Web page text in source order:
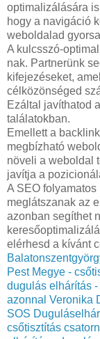
optimalizálására
hogy a navigáció
weboldalad
A kulcsszó-
nak. Partnerünk
kifejezéseket,
célközönséged
Ezáltal javíthatod
találatokban.
Emellett a
megbízható
növeli a weboldal
javítja a
A SEO
meglátszanak az
azonban segíthet
elérhesd a kívánt
Pest Megye -
dugulás elhárítás
azonnal Veronika
SOS
csőtisztítás